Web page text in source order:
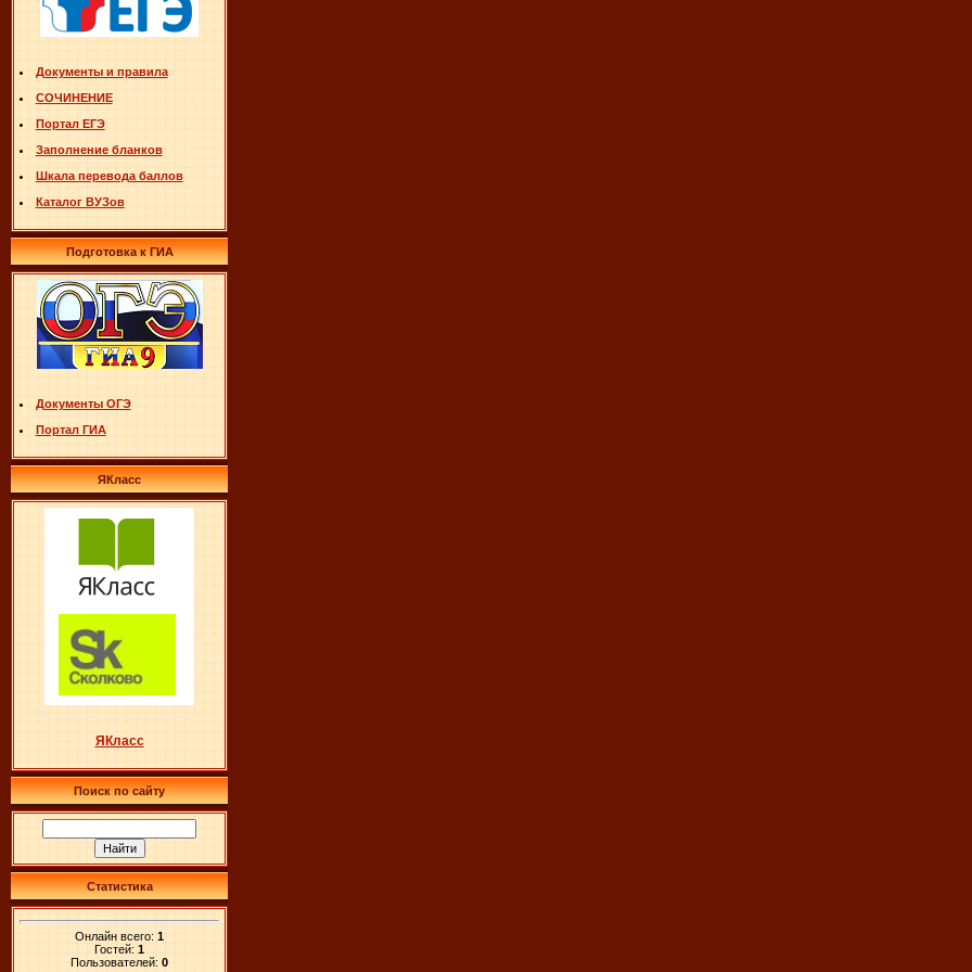
Документы и правила
СОЧИНЕНИЕ
Портал ЕГЭ
Заполнение бланков
Шкала перевода баллов
Каталог ВУЗов
Подготовка к ГИА
Документы ОГЭ
Портал ГИА
ЯКласс
ЯКласс
Поиск по сайту
Статистика
Онлайн всего: 1
Гостей: 1
Пользователей: 0